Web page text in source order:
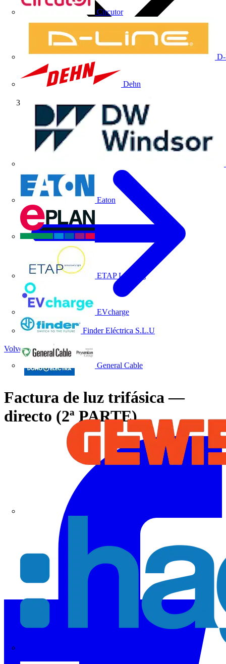
Circutor
Dehn
Eaton
ETAP Lighting
EVcharge
Finder Eléctrica S.L.U
General Cable
Volver a Noticias
Factura de luz trifásica —
directo (2ª PARTE)